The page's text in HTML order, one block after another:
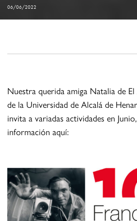
06/06/2022
Nuestra querida amiga Natalia de
de la Universidad de Alcalá de
invita a variadas actividades en
información aquí: